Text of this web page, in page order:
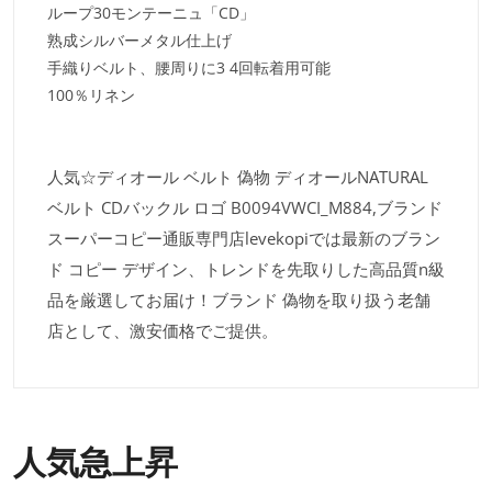
ループ30モンテーニュ「CD」
熟成シルバーメタル仕上げ
手織りベルト、腰周りに3 4回転着用可能
100％リネン
人気☆ディオール ベルト 偽物 ディオールNATURAL
ベルト CDバックル ロゴ B0094VWCI_M884,ブランド
スーパーコピー通販専門店levekopiでは最新のブラン
ド コピー デザイン、トレンドを先取りした高品質n級
品を厳選してお届け！ブランド 偽物を取り扱う老舗
店として、激安価格でご提供。
人気急上昇